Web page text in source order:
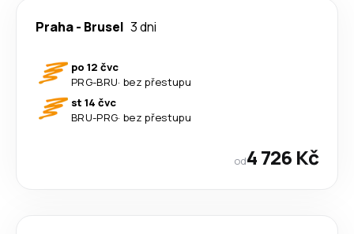
Praha- Brusel 3 dni
po 12 čvc
PRG-BRU· bez přestupu
st 14 čvc
BRU-PRG· bez přestupu
od4 726 Kč